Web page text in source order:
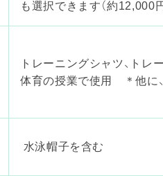
も選択できます（約12,000
トレーニングシャツ、トレ
体育の授業で使用 ＊他に、
水泳帽子を含む